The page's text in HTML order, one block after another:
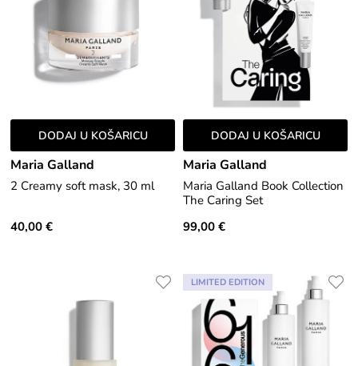
DODAJ U KOŠARICU
Maria Galland
2 Creamy soft mask, 30 ml
40,00 €
DODAJ U KOŠARICU
Maria Galland
Maria Galland Book Collection
The Caring Set
99,00 €
LIMITED EDITION